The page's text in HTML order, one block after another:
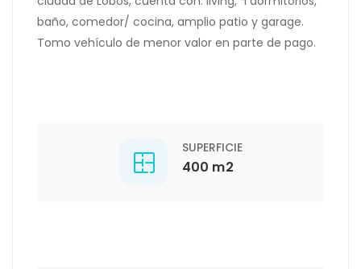
baño, comedor/ cocina, amplio patio y garage.
Tomo vehículo de menor valor en parte de pago.
SUPERFICIE
400 m2